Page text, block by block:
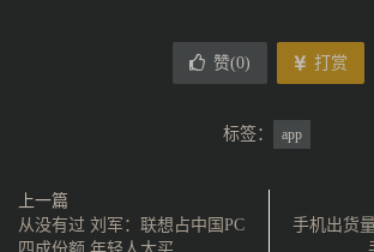
赞(0) 打赏
标签： app
上一篇
从没有过 刘军：联想占中国PC
手机出货